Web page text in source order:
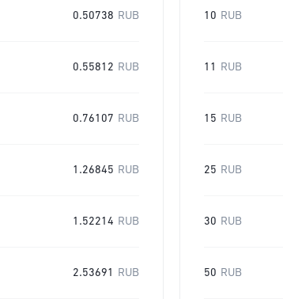
0.50738 RUB
0.55812 RUB
0.76107 RUB
1.26845 RUB
1.52214 RUB
2.53691 RUB
10 RUB
11 RUB
15 RUB
25 RUB
30 RUB
50 RUB